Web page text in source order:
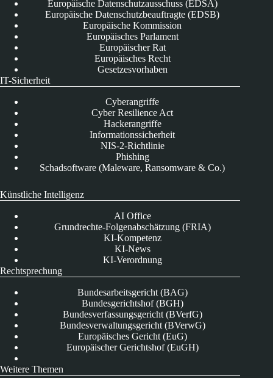
Europäische Datenschutzausschuss (EDSA)
Europäische Datenschutzbeauftragte (EDSB)
Europäische Kommission
Europäisches Parlament
Europäischer Rat
Europäisches Recht
Gesetzesvorhaben
IT-Sicherheit
Cyberangriffe
Cyber Resilience Act
Hackerangriffe
Informationssicherheit
NIS-2-Richtlinie
Phishing
Schadsoftware (Maleware, Ransomware & Co.)
Künstliche Intelligenz
AI Office
Grundrechte-Folgenabschätzung (FRIA)
KI-Kompetenz
KI-News
KI-Verordnung
Rechtsprechung
Bundesarbeitsgericht (BAG)
Bundesgerichtshof (BGH)
Bundesverfassungsgericht (BVerfG)
Bundesverwaltungsgericht (BVerwG)
Europäisches Gericht (EuG)
Europäischer Gerichtshof (EuGH)
Weitere Themen